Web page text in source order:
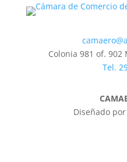
Colonia 981 of.
Tel.
Diseñado por